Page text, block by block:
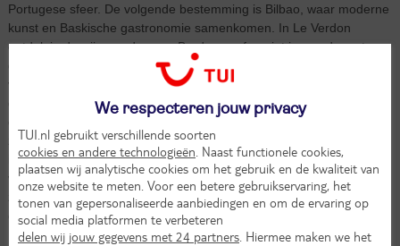
Portugese sfeer. De volgende bestemming is Bilbao, waar moderne
kunst en Baskische gastronomie samenkomen. In Le Verdon
ontdek je de wijngaarden van Bordeaux of geniet je van de rust van
de Atlantische kust. Vervolgens meert het schip aan in Le Havre,
vanwaar Parijs en Normandië binnen handbereik liggen. Tussen
deze culturele en culinaire hoogtepunten beleef je ontspannende
dagen op zee. De ruime hutten en premium all-inclusive service
zorgen voor ultiem comfort. Laat je verwennen in de spa of proef
internationale smaken in de vele restaurants. Op het dek geniet je
van panoramische uitzichten en indrukwekkende
zonsondergangen. Na vijftien dagen vol ontdekkingen keer je
ontspannen en vol herinneringen terug naar Bremerhaven.
We respecteren jouw privacy
TUI.nl gebruikt verschillende soorten
cookies en andere technologieën . Naast functionele cookies,
plaatsen wij analytische cookies om het gebruik en de kwaliteit van
onze website te meten. Voor een betere gebruikservaring, het
tonen van gepersonaliseerde aanbiedingen en om de ervaring op
social media platformen te verbeteren
delen wij jouw gegevens met 24 partners . Hiermee maken we het